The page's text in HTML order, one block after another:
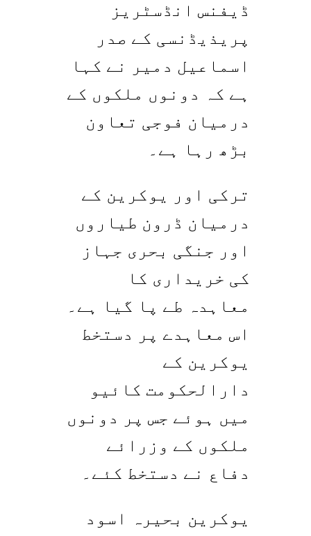
ڈیفنس انڈسٹریز
پریذیڈنسی کے صدر
اسماعیل دمیر نے کہا
ہے کہ دونوں ملکوں کے
درمیان فوجی تعاون
بڑھ رہا ہے۔
ترکی اور یوکرین کے
درمیان ڈرون طیاروں
اور جنگی بحری جہاز
کی خریداری کا
معاہدہ طے پا گیا ہے۔
اس معاہدے پر دستخط
یوکرین کے
دارالحکومت کائیو
میں ہوئے جس پر دونوں
ملکوں کے وزرائے
دفاع نے دستخط کئے۔
یوکرین بحیرہ اسود